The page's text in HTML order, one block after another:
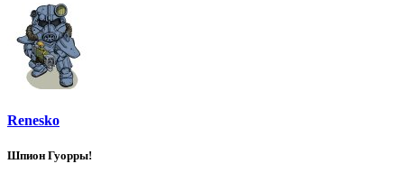
Renesko
Шпион Гуорры!